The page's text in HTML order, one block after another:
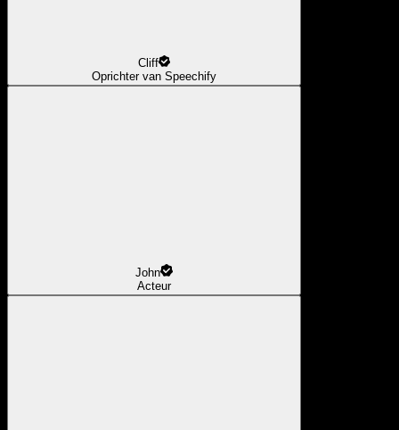
Cliff
Oprichter van Speechify
John
Acteur